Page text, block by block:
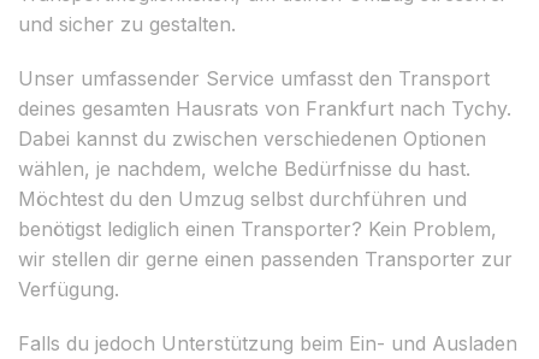
und sicher zu gestalten.
Unser umfassender Service umfasst den Transport
deines gesamten Hausrats von Frankfurt nach Tychy.
Dabei kannst du zwischen verschiedenen Optionen
wählen, je nachdem, welche Bedürfnisse du hast.
Möchtest du den Umzug selbst durchführen und
benötigst lediglich einen Transporter? Kein Problem,
wir stellen dir gerne einen passenden Transporter zur
Verfügung.
Falls du jedoch Unterstützung beim Ein- und Ausladen